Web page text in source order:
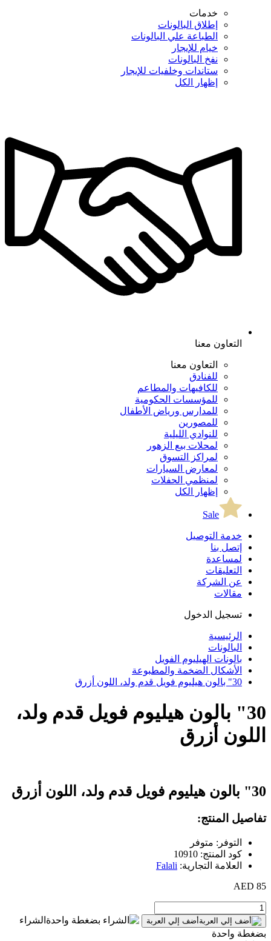
خدمات
إطلاق البالونات
الطباعة علي البالونات
خيام للإيجار
نفخ البالونات
ستاندات وخلفيات للإيجار
إظهار الكل
التعاون معنا
التعاون معنا
للفنادق
للكافيهات والمطاعم
للمؤسسات الحكومية
للمدارس ورياض الأطفال
للمصورين
للنوادي الليلية
لمحلات بيع الزهور
لمراكز التسوق
لمعارض السيارات
لمنظمي الحفلات
إظهار الكل
Sale
خدمة التوصيل
إتصل بنا
لمساعدة
التعليقات
عن الشركة
مقالات
تسجيل الدخول
الرئيسية
البالونات
بالونات الهيليوم الفويل
الأشكال الضخمة والمطبوعة
30" بالون هيليوم فويل قدم ولد، اللون أزرق
30" بالون هيليوم فويل قدم ولد،
اللون أزرق
30" بالون هيليوم فويل قدم ولد، اللون أزرق
تفاصيل المنتج:
التوفر: متوفر
كود المنتج: 10910
العلامة التجارية: Falali
85 AED
أضف إلي العربة
الشراء
بضغطة واحدة